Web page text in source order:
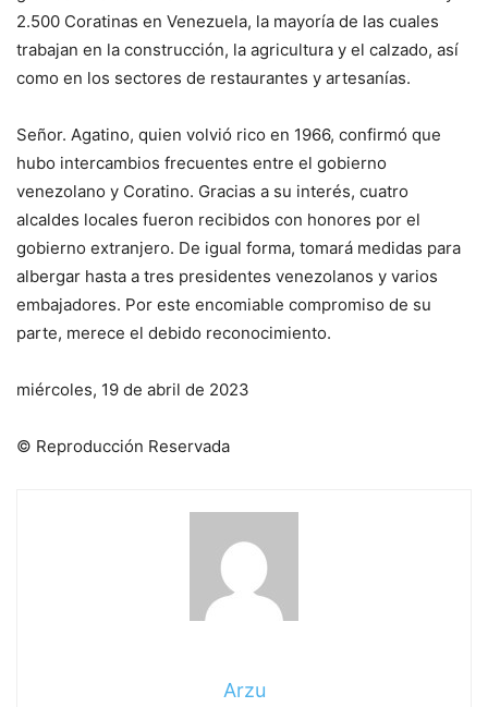
2.500 Coratinas en Venezuela, la mayoría de las cuales
trabajan en la construcción, la agricultura y el calzado, así
como en los sectores de restaurantes y artesanías.
Señor. Agatino, quien volvió rico en 1966, confirmó que
hubo intercambios frecuentes entre el gobierno
venezolano y Coratino. Gracias a su interés, cuatro
alcaldes locales fueron recibidos con honores por el
gobierno extranjero. De igual forma, tomará medidas para
albergar hasta a tres presidentes venezolanos y varios
embajadores. Por este encomiable compromiso de su
parte, merece el debido reconocimiento.
miércoles, 19 de abril de 2023
© Reproducción Reservada
Arzu